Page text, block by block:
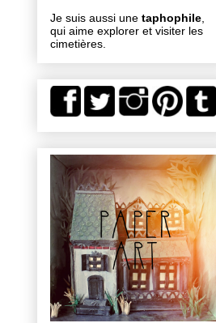
Je suis aussi une taphophile
qui aime explorer et visiter les
cimetières.